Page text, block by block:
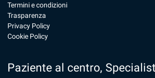
Termini e condizioni
Trasparenza
Privacy Policy
Cookie Policy
Paziente al centro,